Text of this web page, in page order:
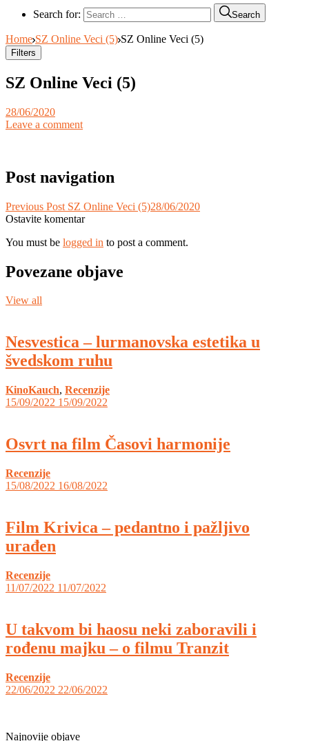
Search for: Search
Home SZ Online Veci (5) SZ Online Veci (5)
Filters
SZ Online Veci (5)
28/06/2020
Leave a comment
Post navigation
Previous Post SZ Online Veci (5)28/06/2020
Ostavite komentar
You must be logged in to post a comment.
Povezane objave
View all
Nesvestica – lurmanovska estetika u
švedskom ruhu
KinoKauch, Recenzije
15/09/2022 15/09/2022
Osvrt na film Časovi harmonije
Recenzije
15/08/2022 16/08/2022
Film Krivica – pedantno i pažljivo
urađen
Recenzije
11/07/2022 11/07/2022
U takvom bi haosu neki zaboravili i
rođenu majku – o filmu Tranzit
Recenzije
22/06/2022 22/06/2022
Najnovije objave